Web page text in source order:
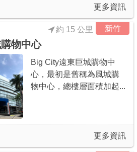
更多資訊
新竹
物中心
約 15 公里
Big City遠東巨城購物中
心，最初是舊稱為風城購
物中心，總樓層面積加起...
更多資訊